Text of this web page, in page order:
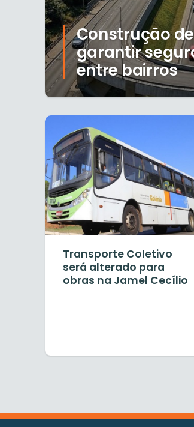
Construção
garantir
entre bairros
Transporte Coletivo
será alterado para
obras na Jamel Cecílio